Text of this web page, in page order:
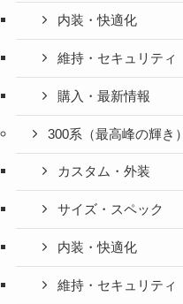
内装・快適化
維持・セキュリティ
購入・最新情報
300系（最高峰の輝き）
カスタム・外装
サイズ・スペック
内装・快適化
維持・セキュリティ